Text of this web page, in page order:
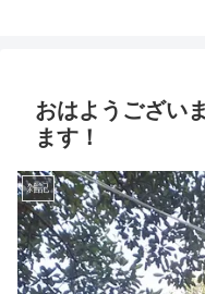
おはようござい
ます！
雑記